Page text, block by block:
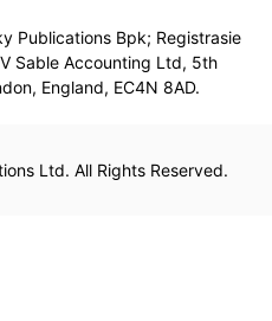
Publications Bpk; Registrasie
Sable Accounting Ltd, 5th
England, EC4N 8AD.
Ltd. All Rights Reserved.